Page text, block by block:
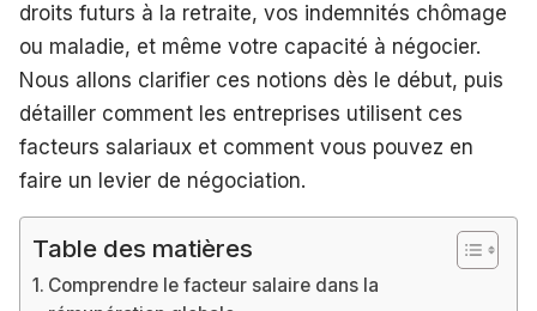
droits futurs à la retraite, vos indemnités chômage
ou maladie, et même votre capacité à négocier.
Nous allons clarifier ces notions dès le début, puis
détailler comment les entreprises utilisent ces
facteurs salariaux et comment vous pouvez en
faire un levier de négociation.
Table des matières
Comprendre le facteur salaire dans la